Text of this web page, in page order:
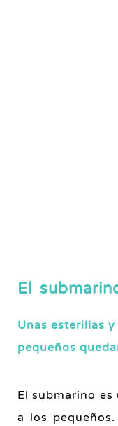
El
Unas esterillas y
pequeños
El submarino
a los